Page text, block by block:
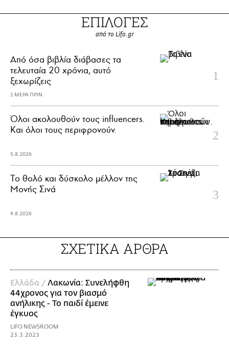
ΕΠΙΛΟΓΕΣ
από το Lifo.gr
Από όσα βιβλία διάβασες τα
τελευταία 20 χρόνια, αυτό
ξεχωρίζεις
1 ΜΕΡΑ ΠΡΙΝ
Όλοι ακολουθούν τους influencers.
Και όλοι τους περιφρονούν.
5.8.2026
Το θολό και δύσκολο μέλλον της
Μονής Σινά
4.8.2026
ΣΧΕΤΙΚΑ ΑΡΘΡΑ
Ελλάδα /Λακωνία: Συνελήφθη
44χρονος για τον βιασμό
ανήλικης - Το παιδί έμεινε
έγκυος
LIFO NEWSROOM
23.3.2023